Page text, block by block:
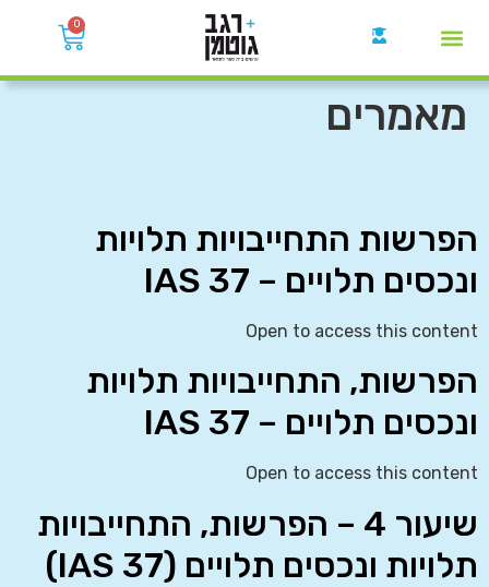
0
מאמרים
הפרשות התחייבויות תלויות
ונכסים תלויים – IAS 37
Open to access this content
הפרשות, התחייבויות תלויות
ונכסים תלויים – IAS 37
Open to access this content
שיעור 4 – הפרשות, התחייבויות
תלויות ונכסים תלויים (IAS 37)